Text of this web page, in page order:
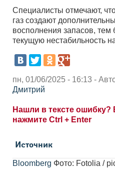
Специалисты отмечают,
газ создают
восполнения запасов, тем
текущую нестабильность
пн, 01/06/2025 - 16:13 -
Дмитрий
Нашли в тексте ошибку?
нажмите Ctrl + Enter
Источник
Bloomberg Фото: Fotolia /